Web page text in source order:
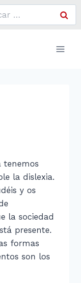
tenemos
la dislexia.
y os
la sociedad
presente.
formas
son los